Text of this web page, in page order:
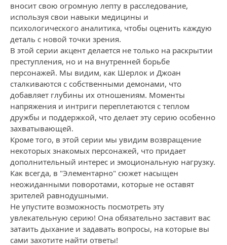
вносит свою огромную лепту в расследование,
используя свои навыки медицины и
психологического аналитика, чтобы оценить каждую
деталь с новой точки зрения.
В этой серии акцент делается не только на раскрытии
преступления, но и на внутренней борьбе
персонажей. Мы видим, как Шерлок и Джоан
сталкиваются с собственными демонами, что
добавляет глубины их отношениям. Моменты
напряжения и интриги переплетаются с теплом
дружбы и поддержкой, что делает эту серию особенно
захватывающей.
Кроме того, в этой серии мы увидим возвращение
некоторых знакомых персонажей, что придает
дополнительный интерес и эмоциональную нагрузку.
Как всегда, в "Элементарно" сюжет насыщен
неожиданными поворотами, которые не оставят
зрителей равнодушными.
Не упустите возможность посмотреть эту
увлекательную серию! Она обязательно заставит вас
затаить дыхание и задавать вопросы, на которые вы
сами захотите найти ответы!